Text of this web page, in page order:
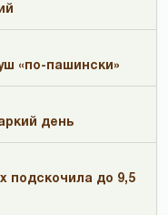
«по-пашински»
день
подскочила до 9,5